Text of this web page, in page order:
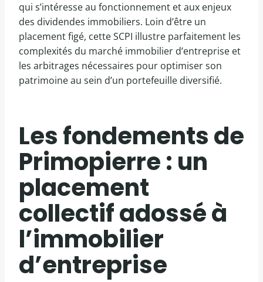
qui s’intéresse au fonctionnement et aux enjeux
des dividendes immobiliers. Loin d’être un
placement figé, cette SCPI illustre parfaitement les
complexités du marché immobilier d’entreprise et
les arbitrages nécessaires pour optimiser son
patrimoine au sein d’un portefeuille diversifié.
Les fondements de
Primopierre : un
placement
collectif adossé à
l’immobilier
d’entreprise